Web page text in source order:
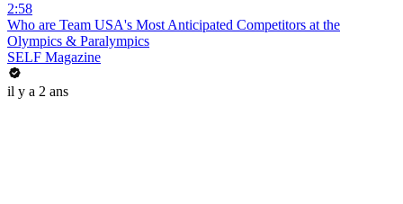
2:58
Who are Team USA's Most Anticipated Competitors at the
Olympics & Paralympics
SELF Magazine
il y a 2 ans